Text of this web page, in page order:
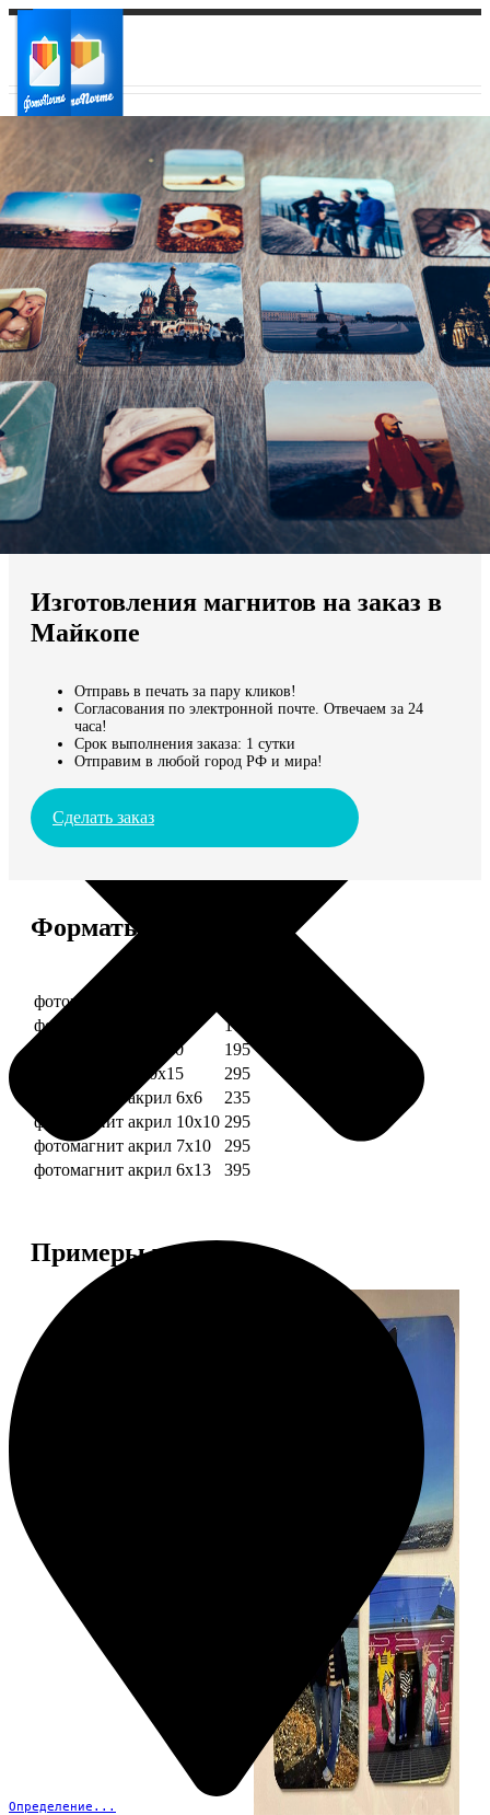
Ваш город:
Ваш регион доставки
Выберите из списка:
Мы доставляем по всему миру
Продолжить без города
Определение...
Изготовления магнитов на заказ в
Майкопе
Отправь в печать за пару кликов!
Согласования по электронной почте. Отвечаем за 24
часа!
Срок выполнения заказа: 1 сутки
Отправим в любой город РФ и мира!
Сделать заказ
Форматы и цены
Услуга
фотомагниты 6х6
фотомагнит 7х10
175
фотомагниты 10х10
195
фотомагниты 10х15
295
фотомагнит акрил 6х6
235
фотомагнит акрил 10х10 295
фотомагнит акрил 7х10
295
фотомагнит акрил 6х13
395
Примеры работ